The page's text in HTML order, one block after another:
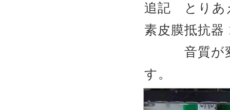
追記 とりあ
素皮膜抵抗
音質が変
す。